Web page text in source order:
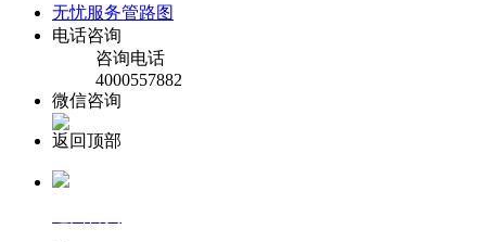
无忧服务管路图
电话咨询
咨询电话
4000557882
微信咨询
返回顶部